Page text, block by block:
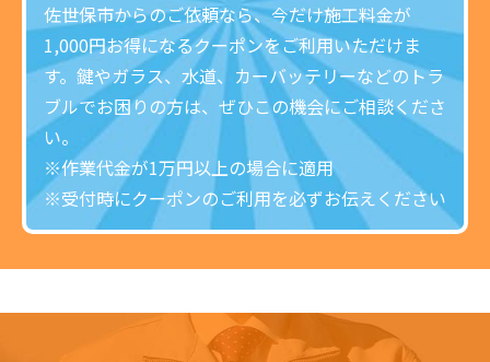
佐世保市からのご依頼なら、今だけ施工料金が
1,000円お得になるクーポンをご利用いただけま
す。鍵やガラス、水道、カーバッテリーなどのトラ
ブルでお困りの方は、ぜひこの機会にご相談くださ
い。
※作業代金が1万円以上の場合に適用
※受付時にクーポンのご利用を必ずお伝えください